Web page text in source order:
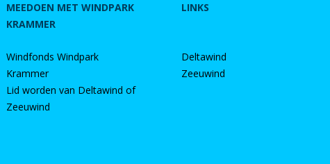
MEEDOEN MET WINDPARK
KRAMMER
Windfonds Windpark
Krammer
Lid worden van Deltawind of
Zeeuwind
LINKS
Deltawind
Zeeuwind